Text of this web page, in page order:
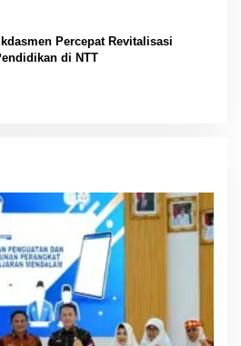
Percepat Revitalisasi
di NTT